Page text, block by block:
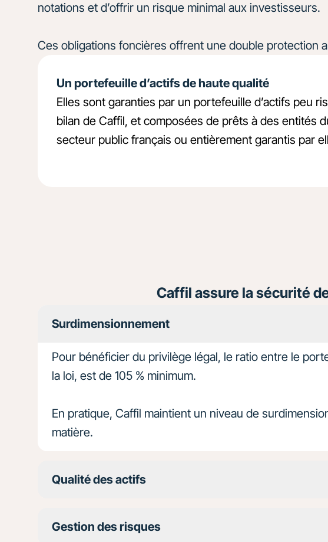
notations et d’offrir un risque minimal aux investisseurs.
Ces obligations foncières offrent une double protection
Un portefeuille d’actifs de haute qualité
Elles sont garanties par un portefeuille d’actifs peu
bilan de Caffil, et composées de prêts à des entités
secteur public français ou entièrement garantis par
Caffil assure la sécurité
Surdimensionnement
Pour bénéficier du privilège légal, le ratio entre le
la loi, est de 105 % minimum.
En pratique, Caffil maintient un niveau de
matière.
Qualité des actifs
Gestion des risques